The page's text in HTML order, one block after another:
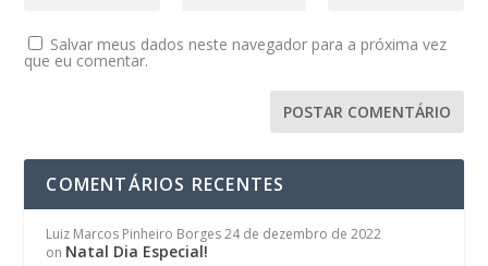
Salvar meus dados neste navegador para a próxima vez
que eu comentar.
COMENTÁRIOS RECENTES
Luiz Marcos Pinheiro Borges 24 de dezembro de 2022
on Natal Dia Especial!